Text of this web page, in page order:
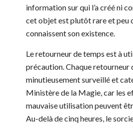
information sur qui l’a créé ni
cet objet est plutôt rare et peu
connaissent son existence.
Le retourneur de temps est à
précaution. Chaque retourneur
minutieusement surveillé et
Ministère de la Magie, car les
mauvaise utilisation peuvent
Au-delà de cinq heures, le